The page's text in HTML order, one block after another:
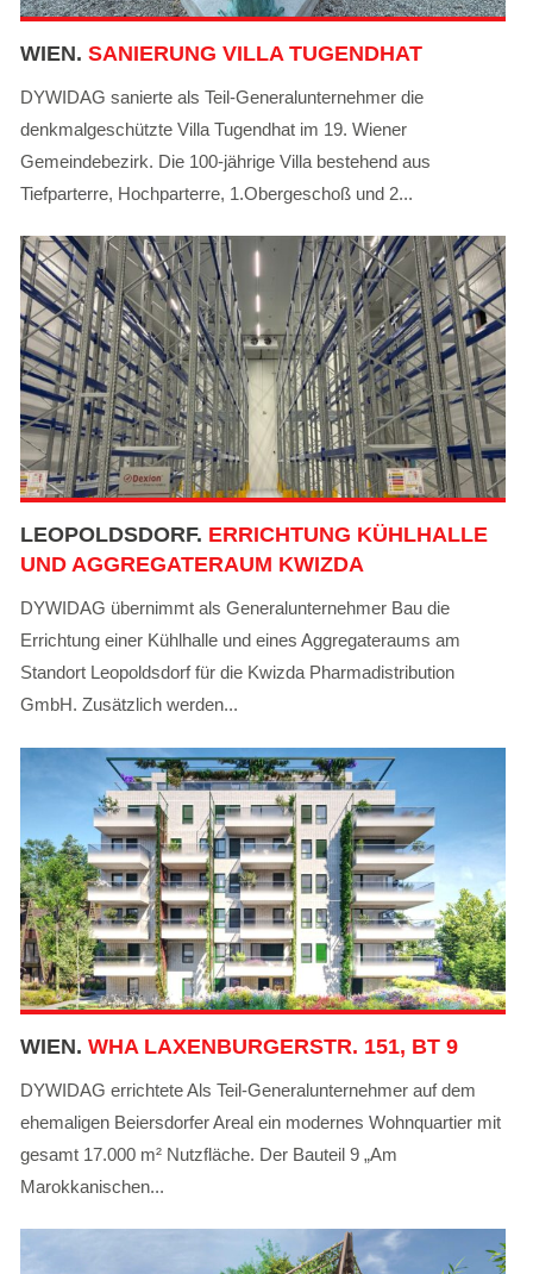
WIEN. SANIERUNG VILLA TUGENDHAT
DYWIDAG sanierte als Teil-Generalunternehmer die
denkmalgeschützte Villa Tugendhat im 19. Wiener
Gemeindebezirk. Die 100-jährige Villa bestehend aus
Tiefparterre, Hochparterre, 1.Obergeschoß und 2...
LEOPOLDSDORF. ERRICHTUNG KÜHLHALLE
UND AGGREGATERAUM KWIZDA
DYWIDAG übernimmt als Generalunternehmer Bau die
Errichtung einer Kühlhalle und eines Aggregateraums am
Standort Leopoldsdorf für die Kwizda Pharmadistribution
GmbH. Zusätzlich werden...
WIEN. WHA LAXENBURGERSTR. 151, BT 9
DYWIDAG errichtete Als Teil-Generalunternehmer auf dem
ehemaligen Beiersdorfer Areal ein modernes Wohnquartier mit
gesamt 17.000 m² Nutzfläche. Der Bauteil 9 „Am
Marokkanischen...